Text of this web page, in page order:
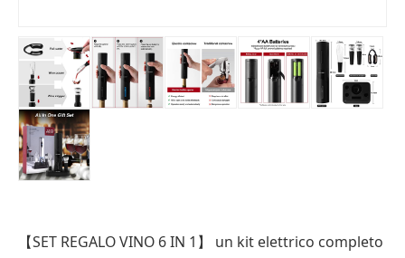
【SET REGALO VINO 6 IN 1】 un kit elettrico completo